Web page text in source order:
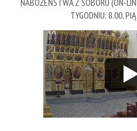
NABOŻEŃSTWA Z SOBORU (ON-
TYGODNIU: 8.00,